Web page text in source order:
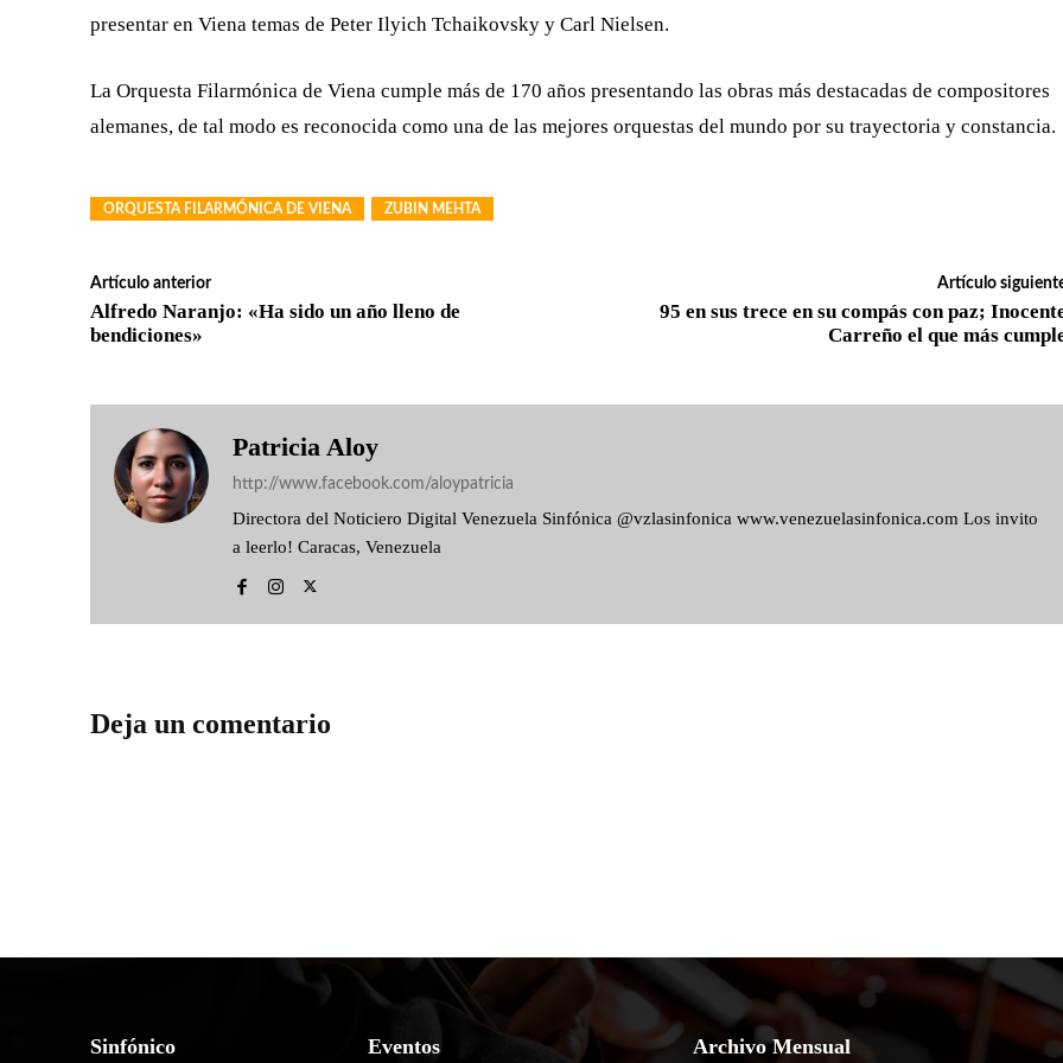
presentar en Viena temas de Peter Ilyich Tchaikovsky y Carl Nielsen.
La Orquesta Filarmónica de Viena cumple más de 170 años presentando las obras más destacadas de compositores
alemanes, de tal modo es reconocida como una de las mejores orquestas del mundo por su trayectoria y constancia.
ORQUESTA FILARMÓNICA DE VIENA ZUBIN MEHTA
Artículo anterior
Alfredo Naranjo: «Ha sido un año lleno de
bendiciones»
Artículo
95 en sus trece en su compás con paz;
Carreño el que más
Patricia Aloy
http://www.facebook.com/aloypatricia
Directora del Noticiero Digital Venezuela Sinfónica @vzlasinfonica www.venezuelasinfonica.com Los invito
a leerlo! Caracas, Venezuela
Deja un comentario
Sinfónico Eventos Archivo Mensual